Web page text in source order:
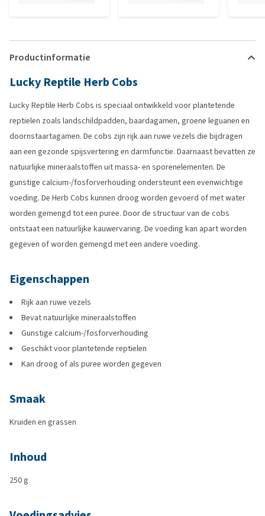
Productinformatie
Lucky Reptile Herb Cobs
Lucky Reptile Herb Cobs is speciaal ontwikkeld voor plantetende
reptielen zoals landschildpadden, baardagamen, groene leguanen en
doornstaartagamen. De cobs zijn rijk aan ruwe vezels die bijdragen
aan een gezonde spijsvertering en darmfunctie. Daarnaast bevatten ze
natuurlijke mineraalstoffen uit massa- en sporenelementen. De
gunstige calcium-/fosforverhouding ondersteunt een evenwichtige
voeding. De Herb Cobs kunnen droog worden gevoerd of met water
worden gemengd tot een puree. Door de structuur van de cobs
ontstaat een natuurlijke kauwervaring. De voeding kan apart worden
gegeven of worden gemengd met een andere voeding.
Eigenschappen
Rijk aan ruwe vezels
Bevat natuurlijke mineraalstoffen
Gunstige calcium-/fosforverhouding
Geschikt voor plantetende reptielen
Kan droog of als puree worden gegeven
Smaak
Kruiden en grassen
Inhoud
250 g